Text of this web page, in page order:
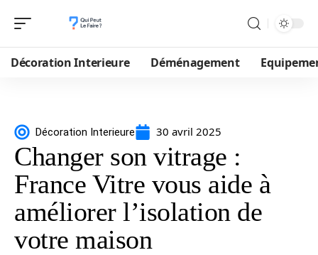
Décoration Interieure Déménagement
Décoration Interieure 30 avril 2025
Changer son vitrage :
France Vitre vous aide à
améliorer l’isolation de
votre maison